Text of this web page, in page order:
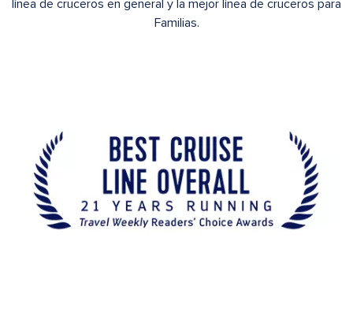
línea de cruceros en general y la mejor línea de cruceros para
Familias.